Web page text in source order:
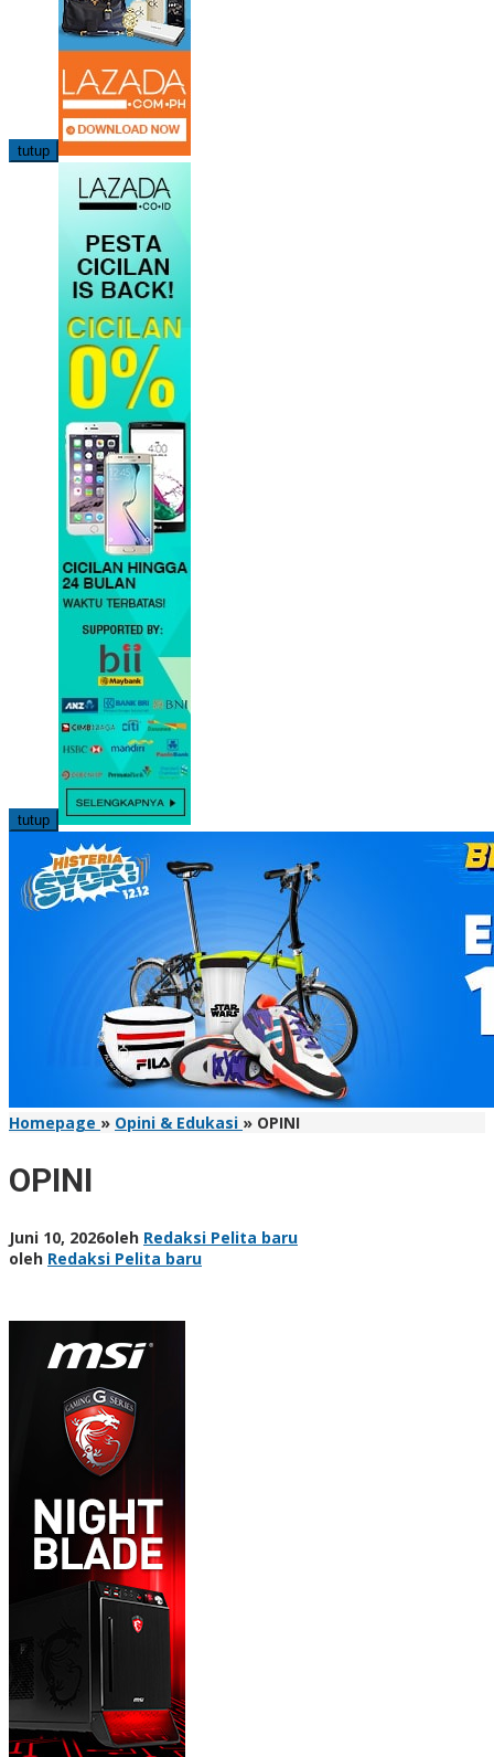
tutup
tutup
Homepage » Opini & Edukasi » OPINI
OPINI
Juni 10, 2026oleh Redaksi Pelita baru
oleh Redaksi Pelita baru